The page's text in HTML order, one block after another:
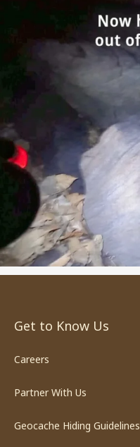
Get to Know Us
Careers
Partner With Us
Geocache Hiding Guidelines